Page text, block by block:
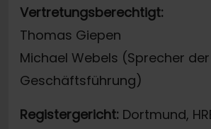
Vertretungsberechtigt:
Thomas Giepen
Michael Webels (Sprecher der
Geschäftsführung)
Registergericht: Dortmund,